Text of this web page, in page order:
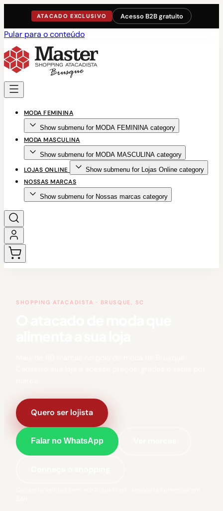
ATACADO EXCLUSIVO Acesso B2B gratuito
Pular para o conteúdo
MODA FEMININA
Show submenu for MODA FEMININA category
MODA MASCULINA
Show submenu for MODA MASCULINA category
LOJAS ONLINE Show submenu for Lojas Online category
NOSSAS MARCAS
Show submenu for Nossas marcas category
SHOPPING ATACADISTA · BRUSQUE, SC
Quero ser lojista
Falar no WhatsApp